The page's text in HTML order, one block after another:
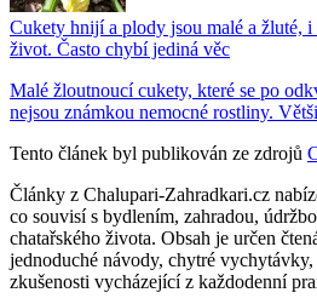
Cukety hnijí a plody jsou malé a žluté,
život. Často chybí jediná věc
Malé žloutnoucí cukety, které se po
nejsou známkou nemocné rostliny.
Tento článek byl publikován ze zdrojů
Články z Chalupari-Zahradkari.cz
co souvisí s bydlením, zahradou,
chatařského života. Obsah je určen
jednoduché návody, chytré
zkušenosti vycházející z každodenní